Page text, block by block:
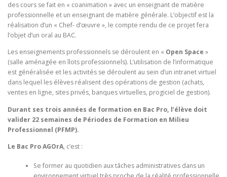
des cours se fait en « coanimation » avec un enseignant de matière
professionnelle et un enseignant de matière générale. L’objectif est la
réalisation d’un « Chef- d’œuvre », le compte rendu de ce projet fera
l’objet d’un oral au BAC.
Les enseignements professionnels se déroulent en « Open Space »
(salle aménagée en îlots professionnels). L’utilisation de l’informatique
est généralisée et les activités se déroulent au sein d’un intranet virtuel
dans lequel les élèves réalisent des opérations de gestion (achats,
ventes en ligne, sites privés, banques virtuelles, progiciel de gestion).
Durant ses trois années de formation en Bac Pro, l’élève doit
valider 22 semaines de Périodes de Formation en Milieu
Professionnel (PFMP).
Le Bac Pro AGOrA, c’est :
Se former au quotidien aux tâches administratives dans un